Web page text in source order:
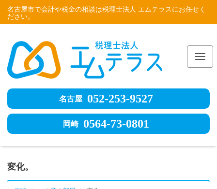
名古屋市で会計や税金の相談は税理士法人 エムテラスにお任せく
ださい。
名古屋 052-253-9527
岡崎 0564-73-0801
変化。